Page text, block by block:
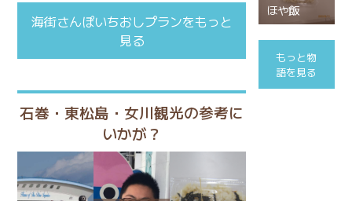
海街さんぽいちおしプランをもっと
見る
石巻・東松島・女川観光の参考に
いかが？
ほや飯
もっと物
語を見る